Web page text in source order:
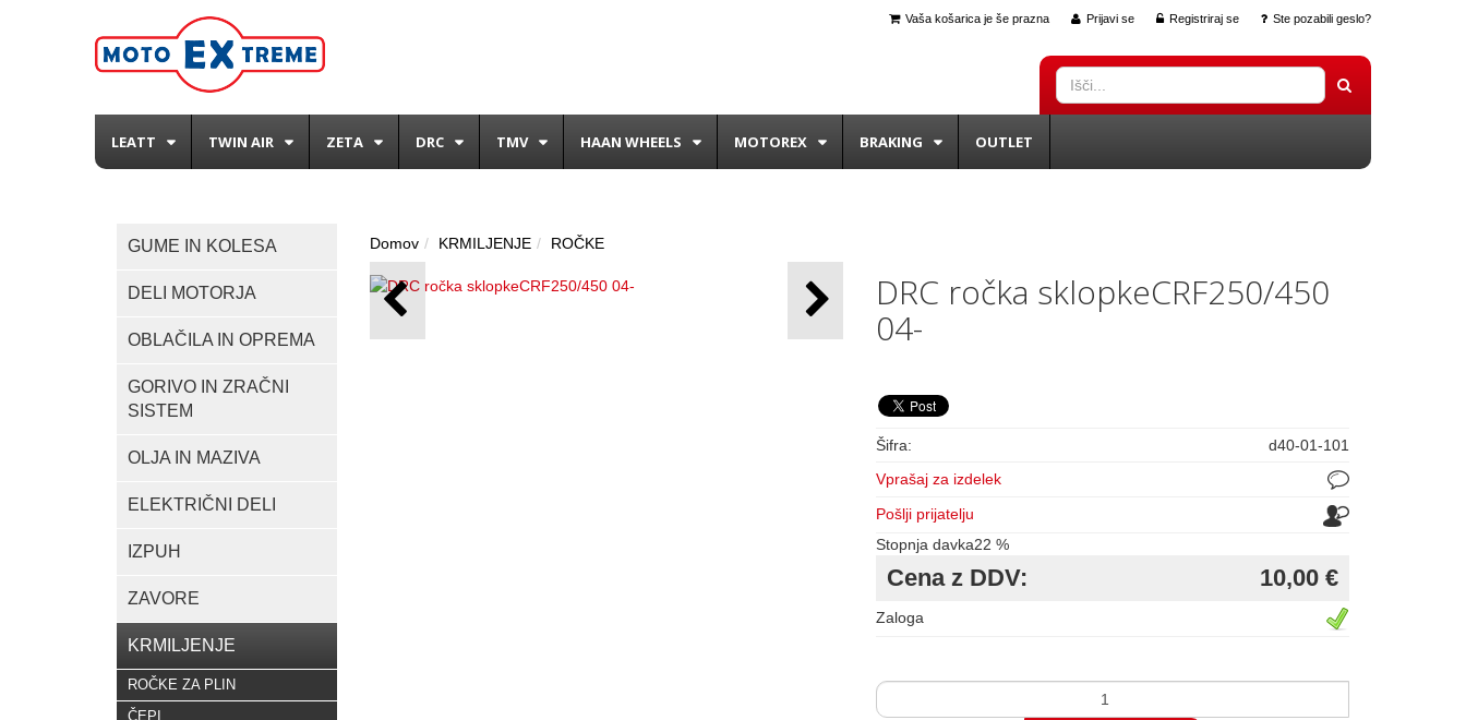
Prijavi se Registriraj se Ste pozabili geslo?
Vaša košarica je še prazna
LEATT TWIN AIR ZETA DRC TMV HAAN WHEELS MOTOREX BRAKING OUTLET
GUME IN KOLESA
DELI MOTORJA
OBLAČILA IN OPREMA
GORIVO IN ZRAČNI
SISTEM
OLJA IN MAZIVA
ELEKTRIČNI DELI
IZPUH
ZAVORE
KRMILJENJE
ROČKE ZA PLIN
ČEPI
Domov KRMILJENJE ROČKE
DRC ročka sklopkeCRF250/450
04-
Šifra:
d40-01-101
Vprašaj za izdelek
Pošlji prijatelju
Stopnja davka22 %
Cena z DDV: 10,00 €
Zaloga